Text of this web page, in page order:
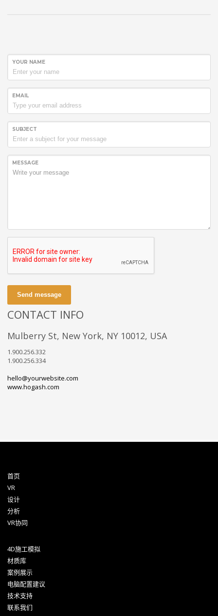
YOUR NAME
EMAIL
SUBJECT
MESSAGE
Send message
CONTACT INFO
Mulberry St, New York, NY 10012, USA
1.900.256.332
1.900.256.334
hello@yourwebsite.com
www.hogash.com
首页
VR
设计
分析
VR协同
4D施工模拟
材质库
案例展示
电脑配置建议
技术支持
联系我们